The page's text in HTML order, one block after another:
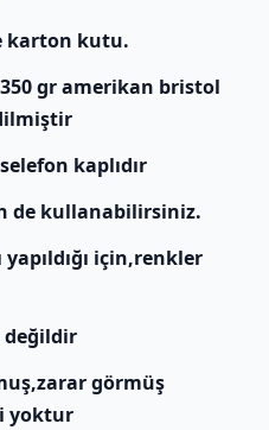
karton kutu.
gr amerikan bristol
kaplıdır
de kullanabilirsiniz.
için,renkler
değildir
görmüş
yoktur